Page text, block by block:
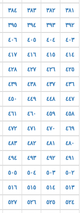
٣٨١ ٣٨٢ ٣٨٣ ٣٨٤
٣٩٢ ٣٩٣ ٣٩٤ ٣٩٥
٤٠٣ ٤٠٤ ٤٠٥ ٤٠٦
٤١٤ ٤١٥ ٤١٦ ٤١٧
٤٢٥ ٤٢٦ ٤٢٧ ٤٢٨
٤٣٦ ٤٣٧ ٤٣٨ ٤٣٩
٤٤٧ ٤٤٨ ٤٤٩ ٤٥٠
٤٥٨ ٤٥٩ ٤٦٠ ٤٦١
٤٦٩ ٤٧٠ ٤٧١ ٤٧٢
٤٨٠ ٤٨١ ٤٨٢ ٤٨٣
٤٩١ ٤٩٢ ٤٩٣ ٤٩٤
٥٠٢ ٥٠٣ ٥٠٤ ٥٠٥
٥١٣ ٥١٤ ٥١٥ ٥١٦
٥٢٤ ٥٢٥ ٥٢٦ ٥٢٧